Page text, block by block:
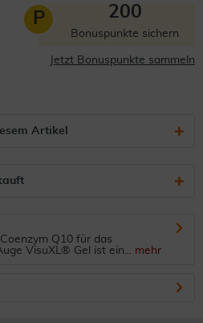
P 200
Bonuspunkte sichern
Jetzt Bonuspunkte sammeln
Artikel
Q10 für das
VisuXL® Gel ist ein... mehr